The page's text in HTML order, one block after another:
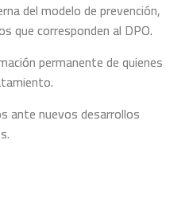
del modelo de prevención,
que corresponden al DPO.
permanente de quienes
ante nuevos desarrollos